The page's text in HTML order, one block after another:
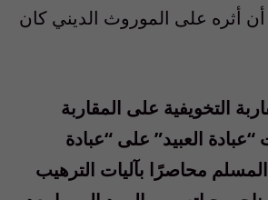
أثره على الموروث الديني كان
التخويفية على المقاربة
“عبادة العبيد” على “عبادة
محاصرًا بآليات الترهيب